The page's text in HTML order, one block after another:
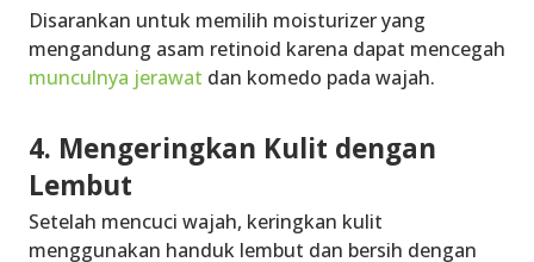
Disarankan untuk memilih moisturizer yang
mengandung asam retinoid karena dapat mencegah
munculnya jerawat dan komedo pada wajah.
4. Mengeringkan Kulit dengan
Lembut
Setelah mencuci wajah, keringkan kulit
menggunakan handuk lembut dan bersih dengan